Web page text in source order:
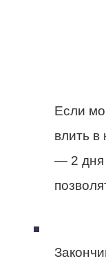
Если
влить в
— 2 дня